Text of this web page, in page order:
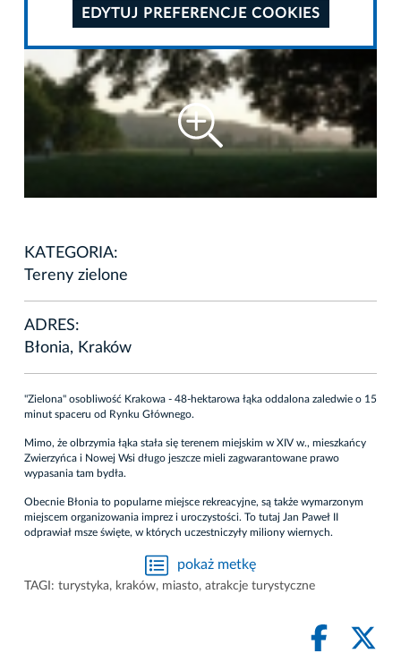
EDYTUJ PREFERENCJE COOKIES
KATEGORIA:
Tereny zielone
ADRES:
Błonia, Kraków
"Zielona" osobliwość Krakowa - 48-hektarowa łąka oddalona zaledwie o 15
minut spaceru od Rynku Głównego.
Mimo, że olbrzymia łąka stała się terenem miejskim w XIV w., mieszkańcy
Zwierzyńca i Nowej Wsi długo jeszcze mieli zagwarantowane prawo
wypasania tam bydła.
Obecnie Błonia to popularne miejsce rekreacyjne, są także wymarzonym
miejscem organizowania imprez i uroczystości. To tutaj Jan Paweł II
odprawiał msze święte, w których uczestniczyły miliony wiernych.
pokaż metkę
TAGI: turystyka, kraków, miasto, atrakcje turystyczne